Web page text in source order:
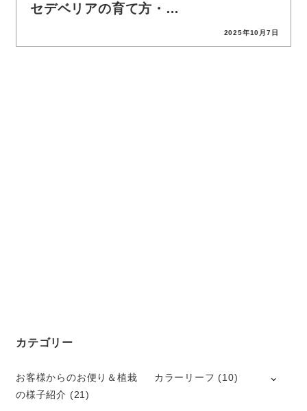
セデベリアの育て方・…
2025年10月7日
カテゴリー
お客様からのお便り＆植栽
の様子紹介 (21)
カラーリーフ (10)